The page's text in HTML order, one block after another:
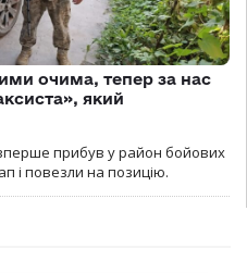
очима, тепер за нас
який
прибув у район бойових
і повезли на позицію.